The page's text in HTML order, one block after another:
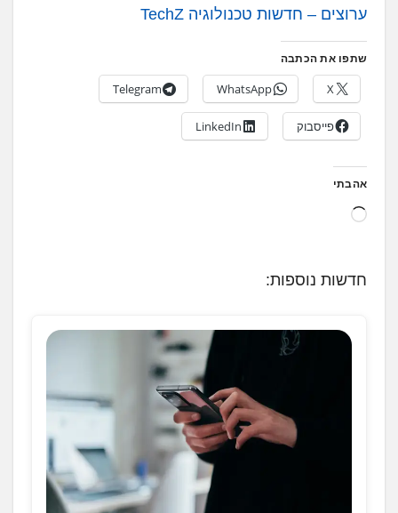
ערוצים – חדשות טכנולוגיה TechZ
שתפו את הכתבה
X
WhatsApp
Telegram
פייסבוק LinkedIn
אהבתי
ט
.
חדשות נוספות: